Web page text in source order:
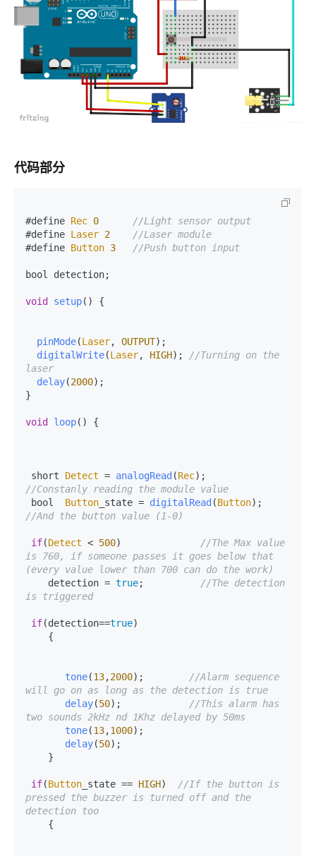
代码部分
#define Rec 0
//Light sensor output
#define Laser 2
//Laser module
#define Button 3 //Push button input
bool detection;
void setup( ) {
pinMode(Laser, OUTPUT);
digitalWrite(Laser, HIGH);
//Turning on the
laser
delay(2000);
}
void loop( ) {
short Detect = analogRead (Rec
//Constanly reading the module value
bool Button _state = digitalRead (Button
//And the button value (1-0)
if(Detect < 500)
//The Max value
is 760, if someone passes it goes below that
(every value lower than 700 can do the work)
    detection =
true;
//The detection
is triggered
if(detection==true)
tone(13,2000);
//Alarm sequence
will go on as long as the detection is true
delay(50);
//This alarm has
two sounds 2kHz nd 1Khz delayed by 50ms
tone(13,1000);
delay(50);
if(Button _state == HIGH)
//If the button is
pressed the buzzer is turned off and the
detection too